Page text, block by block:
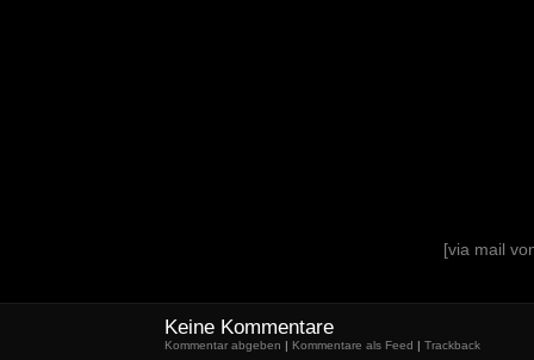
[via mail
Keine Kommentare
Kommentar abgeben | Kommentare als Feed | Trackback